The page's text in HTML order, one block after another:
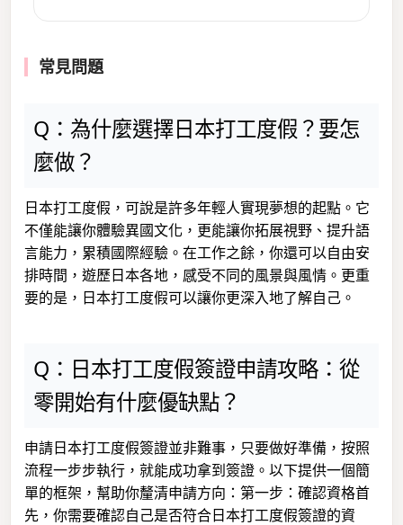
常見問題
Q：為什麼選擇日本打工度假？要怎
麼做？
日本打工度假，可說是許多年輕人實現夢想的起點。它
不僅能讓你體驗異國文化，更能讓你拓展視野、提升語
言能力，累積國際經驗。在工作之餘，你還可以自由安
排時間，遊歷日本各地，感受不同的風景與風情。更重
要的是，日本打工度假可以讓你更深入地了解自己。
Q：日本打工度假簽證申請攻略：從
零開始有什麼優缺點？
申請日本打工度假簽證並非難事，只要做好準備，按照
流程一步步執行，就能成功拿到簽證。以下提供一個簡
單的框架，幫助你釐清申請方向：第一步：確認資格首
先，你需要確認自己是否符合日本打工度假簽證的資